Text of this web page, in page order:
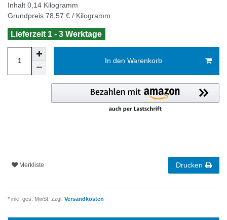
Inhalt 0,14 Kilogramm
Grundpreis 78,57 € / Kilogramm
Lieferzeit 1 - 3 Werktage
In den Warenkorb
Merkliste Drucken
* inkl. ges. MwSt. zzgl. Versandkosten